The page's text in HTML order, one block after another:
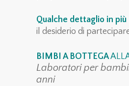
Qualche dettaglio in più
il desiderio di
BIMBI A BOTTEGA
Laboratori per
anni